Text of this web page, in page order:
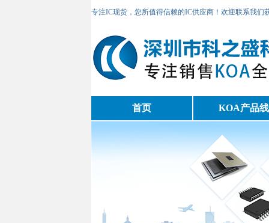
专注IC现货，您所值得信赖的IC供应商！欢迎联系我们
首页 KOA产品线